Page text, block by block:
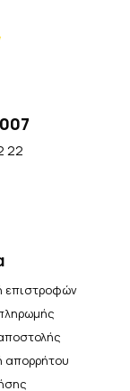
22
επιστροφών
απορρήτου